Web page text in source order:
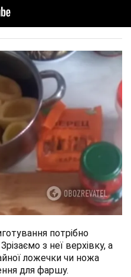
потрібно
з неї верхівку, а
ложечки чи ножа
для фаршу.